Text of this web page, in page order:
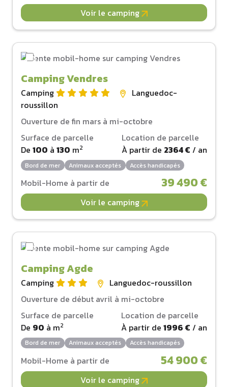
Voir le camping
Camping Vendres
Camping
Languedoc-
roussillon
Ouverture de fin mars à mi-octobre
Surface de parcelle
De 100 à 130 m2
Location de parcelle
À partir de 2364 € / an
Bord de mer Animaux acceptés Accès handicapés
Mobil-Home à partir de 39 490 €
Voir le camping
Camping Agde
Camping
Languedoc-roussillon
Ouverture de début avril à mi-octobre
Surface de parcelle
De 90 à m2
Location de parcelle
À partir de 1996 € / an
Bord de mer Animaux acceptés Accès handicapés
Mobil-Home à partir de 54 900 €
Voir le camping